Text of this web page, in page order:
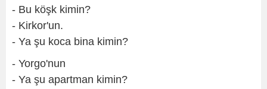
- Bu köşk kimin?
- Kirkor'un.
- Ya şu koca bina kimin?
- Yorgo'nun
- Ya şu apartman kimin?